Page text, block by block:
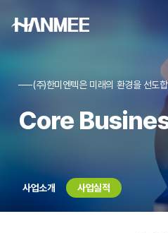
(주)한미엔텍은 미래의 환경을 선도
Core
사업소개 사업실적